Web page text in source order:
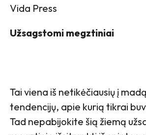
Vida Press
Užsagstomi megztiniai
Tai viena iš netikėčiausių į
tendencijų, apie kurią tikrai
Tad nepabijokite šią žiemą